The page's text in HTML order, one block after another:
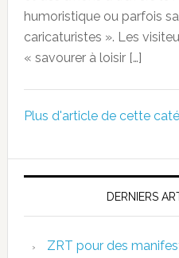
humoristique ou parfois
caricaturistes ». Les
« savourer à loisir […]
Plus d'article de cette
DERNIERS
ZRT pour des